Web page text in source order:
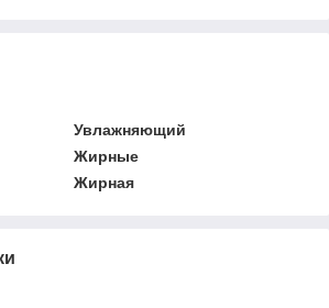
Увлажняющий
Жирные
Жирная